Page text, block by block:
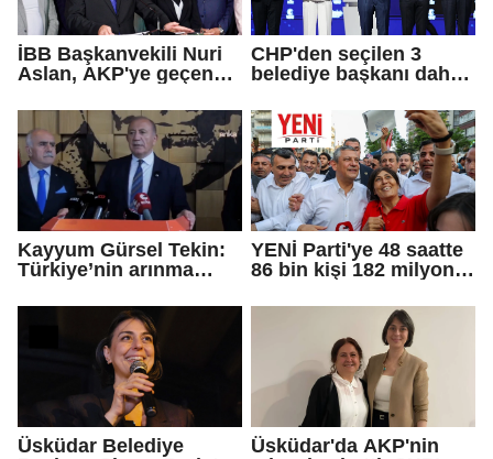
İBB Başkanvekili Nuri
Aslan, AKP'ye geçen
iddialarına yanıt verdi
CHP'den seçilen 3
belediye başkanı daha
Kayyum Gürsel Tekin:
Türkiye’nin arınma
geldiniz...
YENİ Parti'ye 48 saatte
86 bin kişi 182 milyon
Üsküdar Belediye
Üsküdar'da AKP'nin